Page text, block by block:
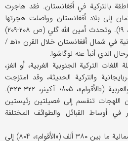
بالتركية في أفغانستان. فقد هاجرت
التركمان إلى بلاد أفغانستان وواصلت هجرتها
حتى أوائل القرن ۱۸م (لوگاشوا، ۱۹). وتحدث أمين الله گلي (ص ۲۰۸-۲۰۹)
عن تواجد بعض القبائل التركمانية في شمال أفغانستان خلال القرن ۱۰ه‍ /
التركية الجنوبية الغربية، أو الغز،
والتركية الحديثة، وقد امتزجت
بكثير من المفردات الفارسية والعربية («الأقوام»، ۸۰۵؛ آكينر، ۳۲۲-۳۲۳).
اللهجات تنقسم إلى فصيلتين رئيستين
أوساط القبائل والطوائف المختلفة
ويعيش في بلاد أفغانستان الشمالية ما بين ۳۸۰ ألف («الأقوام»، ۸۰۴) إلى